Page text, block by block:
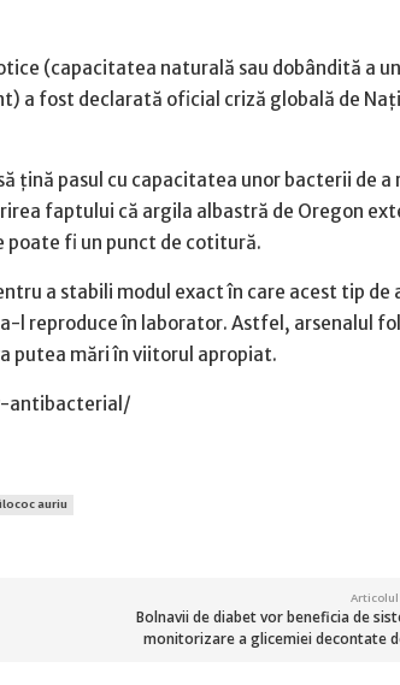
(capacitatea naturală sau dobândită a
a fost declarată oficial criză globală de
țină pasul cu capacitatea unor bacterii de a
faptului că argila albastră de Oregon
fi un punct de cotitură.
a stabili modul exact în care acest tip de
l reproduce în laborator. Astfel, arsenalul
putea mări în viitorul apropiat.
antibacterial/
auriu
Bolnavii de diabet vor beneficia de
monitorizare a glicemiei decontate